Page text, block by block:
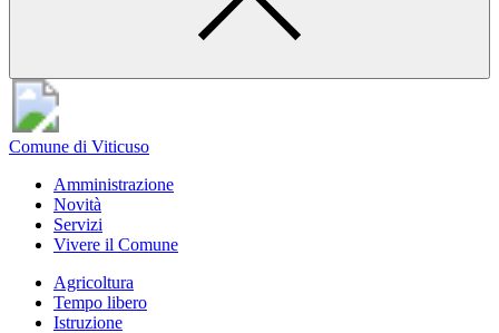
Comune di Viticuso
Amministrazione
Novità
Servizi
Vivere il Comune
Agricoltura
Tempo libero
Istruzione